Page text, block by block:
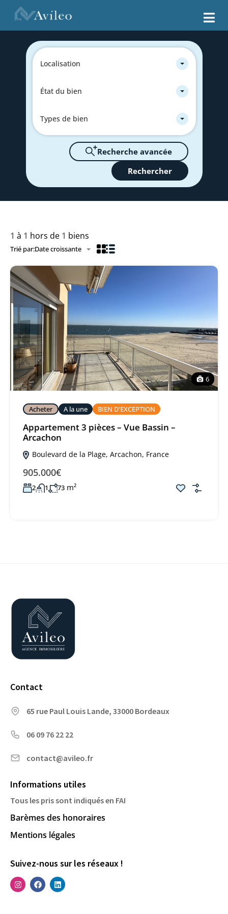
Localisation
État du bien
Types de bien
Recherche avancée
Rechercher
1 à 1 hors de 1 biens
Trié par:Date croissante
6
Acheter A la une BIEN D'EXCEPTION
Appartement 3 pièces – Vue Bassin –
Arcachon
Boulevard de la Plage, Arcachon, France
905.000€
2 1 73 m²
Contact
65 rue Paul Louis Lande, 33000 Bordeaux
06 09 76 22 22
contact@avileo.fr
Informations utiles
Tous les pris sont indiqués en FAI
Barèmes des honoraires
Mentions légales
Suivez-nous sur les réseaux !